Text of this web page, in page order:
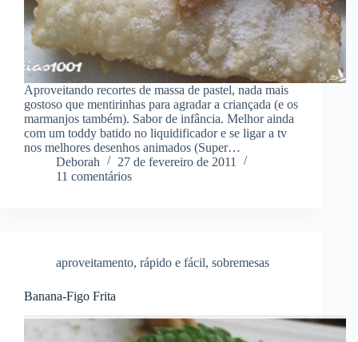
Aproveitando recortes de massa de pastel, nada mais
gostoso que mentirinhas para agradar a criançada (e os
marmanjos também). Sabor de infância. Melhor ainda
com um toddy batido no liquidificador e se ligar a tv
nos melhores desenhos animados (Super…
Deborah
27 de fevereiro de 2011
11 comentários
aproveitamento, rápido e fácil, sobremesas
Banana-Figo Frita